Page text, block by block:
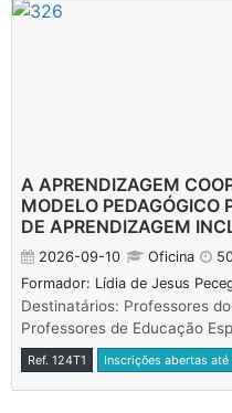
A APRENDIZAGEM
MODELO PEDAGÓGICO
DE APRENDIZAGEM
2026-09-10 Oficina
Formador: Lídia de Jesus
Destinatários: Professores
Professores de Educação
Ref. 124T1 Inscrições abertas